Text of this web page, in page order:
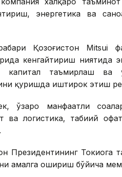
энергетика ва
Қозоғистон Mitsui
кенгайтириш ниятида
капитал таъмирлаш ва
қуришда иштирок этиш
ўзаро манфаатли
ва логистика, табиий
Президентининг
амалга ошириш бўйича